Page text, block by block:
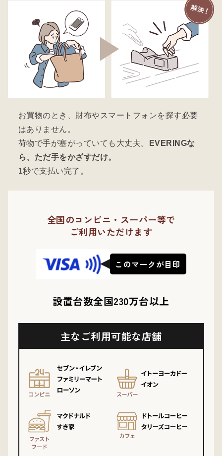
お買物のとき、財布やスマートフォンを探す必要
はありません。
荷物で手が塞がっていても大丈夫。
EVERINGな
ら、ただ手をかざすだけ。
1秒で支払い完了。
全国のコンビニ・スーパー等で
ご利用いただけます
このマークが目印
設置台数全国230万台以上
主なご利用可能な店舗